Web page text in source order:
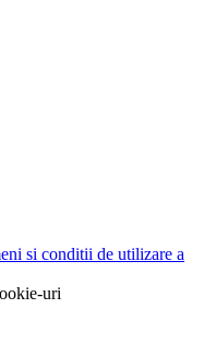
si conditii de utilizare a
uri